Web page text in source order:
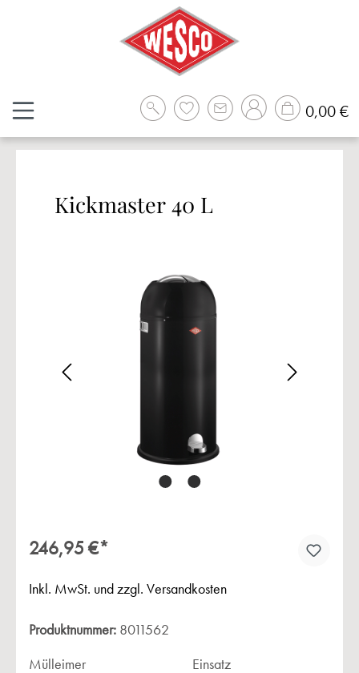
0,00 €
Kickmaster 40 L
Bildergalerie überspringen
246,95 €*
Inkl. MwSt. und zzgl. Versandkosten
Produktnummer: 8011562
Mülleimer Einsatz